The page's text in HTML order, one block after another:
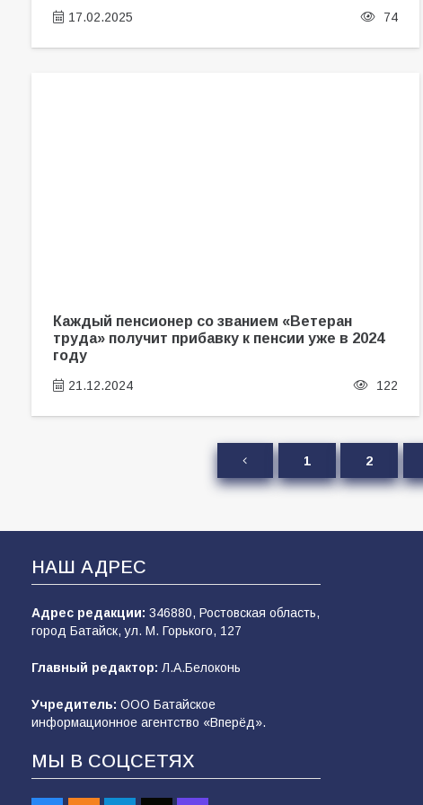
17.02.2025 74
Каждый пенсионер со званием «Ветеран
труда» получит прибавку к пенсии уже в 2024
году
21.12.2024 122
1 2
НАШ АДРЕС
Адрес редакции: 346880, Ростовская область,
город Батайск, ул. М. Горького, 127
Главный редактор: Л.А.Белоконь
Учредитель: ООО Батайское
информационное агентство «Вперёд».
МЫ В СОЦСЕТЯХ